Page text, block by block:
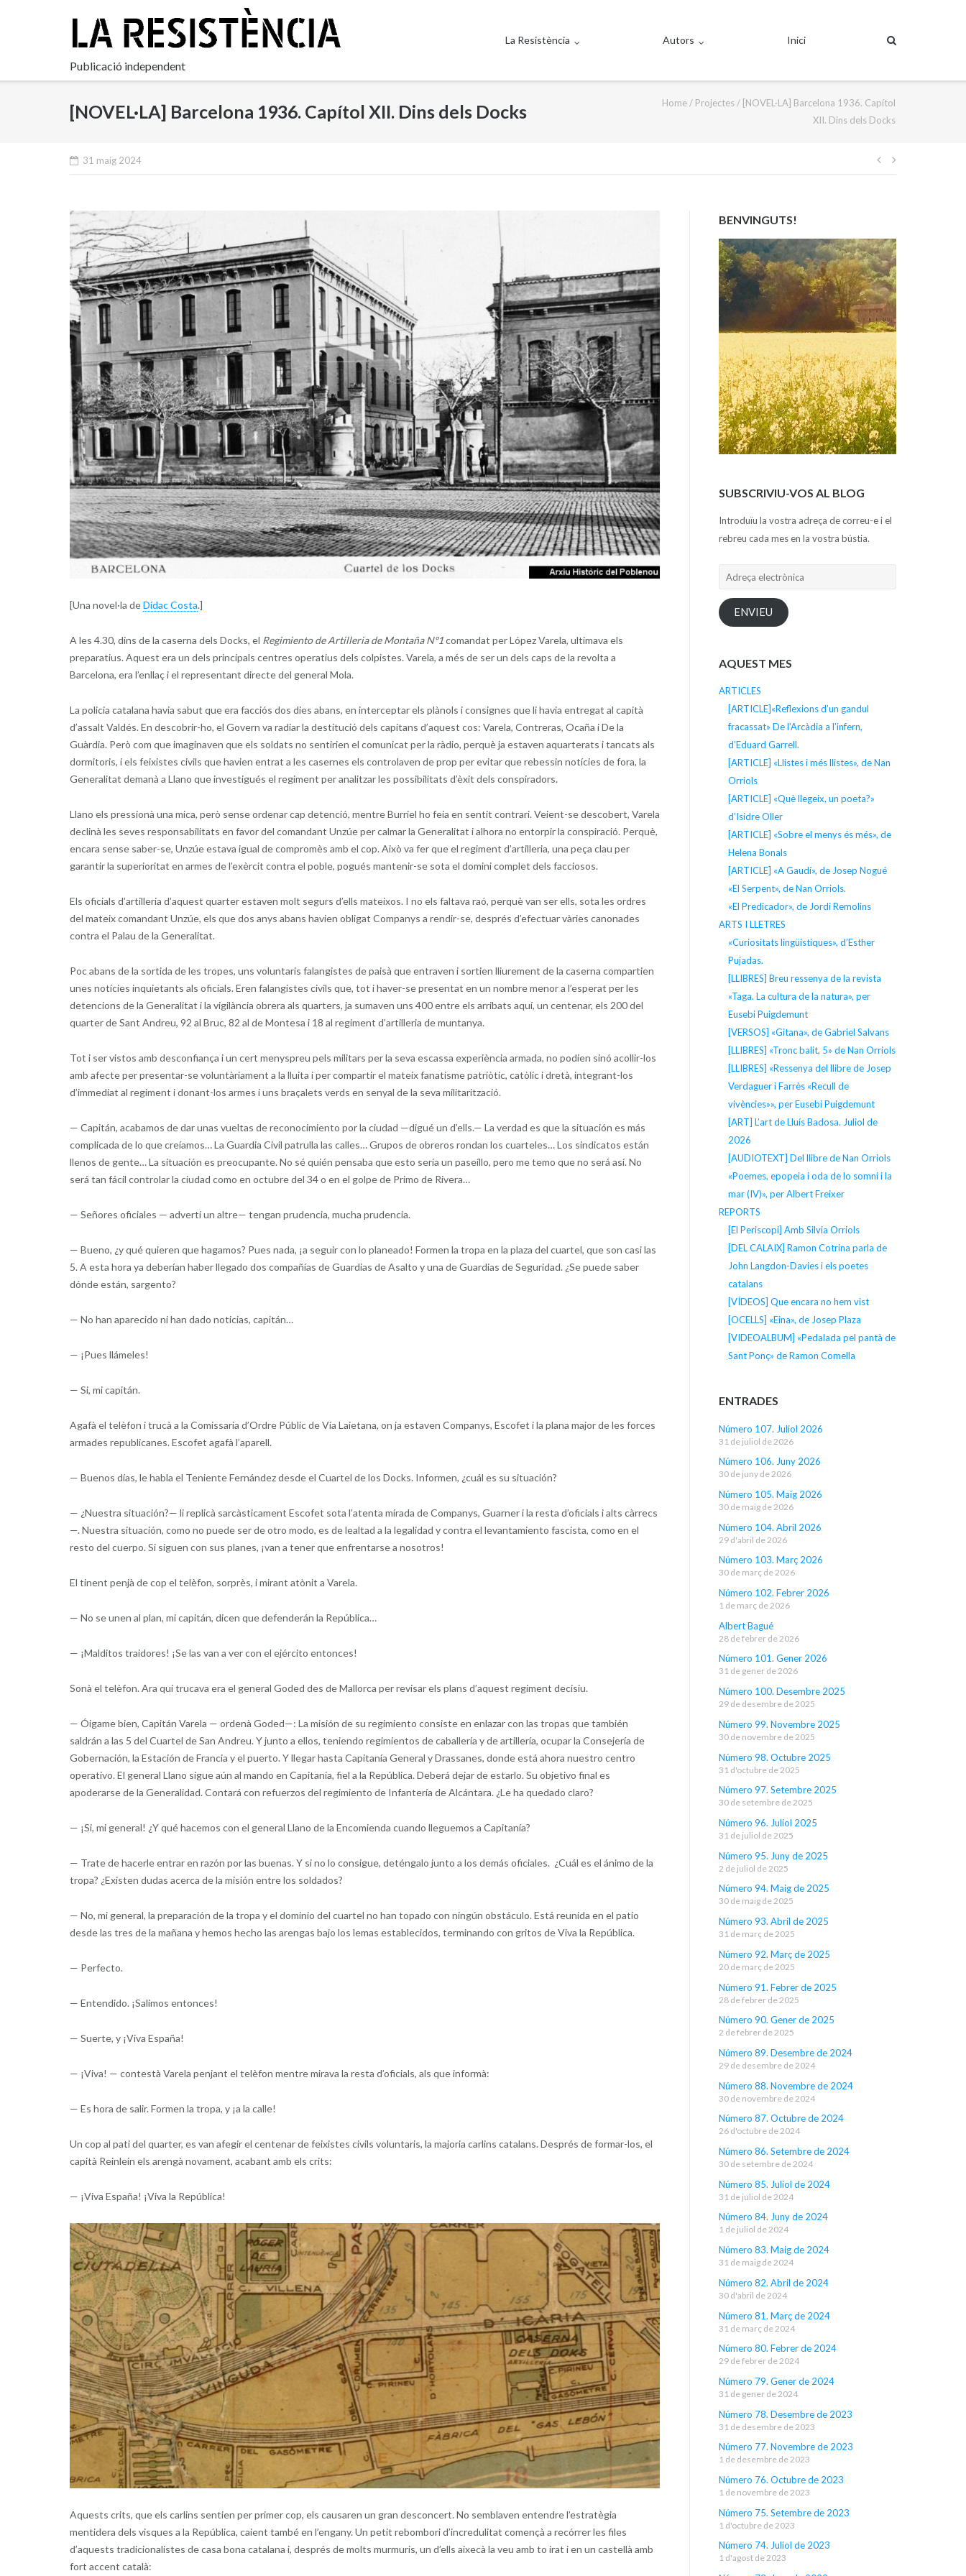
Publicació independent
La Resistència Autors Inici
[NOVEL·LA] Barcelona 1936. Capítol XII. Dins dels Docks Home/ Projectes/ [NOVEL·LA] Barcelona 1936. Capítol
XII. Dins dels Docks
31 maig 2024
Navegació
[Una novel·la deDídac Costa.]
A les 4.30, dins de la caserna dels Docks, el Regimiento de Artilleria de Montaña Nº1comandat per López Varela, ultimava els
preparatius. Aquest era un dels principals centres operatius dels colpistes. Varela, a més de ser un dels caps de la revolta a
Barcelona, era l’enllaç i el representant directe del general Mola.
La policia catalana havia sabut que era facciós dos dies abans, en interceptar els plànols i consignes que li havia entregat al capità
d’assalt Valdés. En descobrir-ho, el Govern va radiar la destitució dels capitans d’aquest cos: Varela, Contreras, Ocaña i De la
Guàrdia. Però com que imaginaven que els soldats no sentirien el comunicat per la ràdio, perquè ja estaven aquarterats i tancats als
dormitoris, i els feixistes civils que havien entrat a les casernes els controlaven de prop per evitar que rebessin notícies de fora, la
Generalitat demanà a Llano que investigués el regiment per analitzar les possibilitats d’èxit dels conspiradors.
Llano els pressionà una mica, però sense ordenar cap detenció, mentre Burriel ho feia en sentit contrari. Veient-se descobert, Varela
declinà les seves responsabilitats en favor del comandant Unzúe per calmar la Generalitat i alhora no entorpir la conspiració. Perquè,
encara sense saber-se, Unzúe estava igual de compromès amb el cop. Això va fer que el regiment d’artilleria, una peça clau per
garantir la superioritat en armes de l’exèrcit contra el poble, pogués mantenir-se sota el domini complet dels facciosos.
Els oficials d’artilleria d’aquest quarter estaven molt segurs d’ells mateixos. I no els faltava raó, perquè van ser ells, sota les ordres
del mateix comandant Unzúe, els que dos anys abans havien obligat Companys a rendir-se, després d’efectuar vàries canonades
contra el Palau de la Generalitat.
Poc abans de la sortida de les tropes, uns voluntaris falangistes de paisà que entraven i sortien lliurement de la caserna compartien
unes notícies inquietants als oficials. Eren falangistes civils que, tot i haver-se presentat en un nombre menor a l’esperat per les
detencions de la Generalitat i la vigilància obrera als quarters, ja sumaven uns 400 entre els arribats aquí, un centenar, els 200 del
quarter de Sant Andreu, 92 al Bruc, 82 al de Montesa i 18 al regiment d’artilleria de muntanya.
Tot i ser vistos amb desconfiança i un cert menyspreu pels militars per la seva escassa experiència armada, no podien sinó acollir-los
amb afecte per presentar-se voluntàriament a la lluita i per compartir el mateix fanatisme patriòtic, catòlic i dretà, integrant-los
d’immediat al regiment i donant-los armes i uns braçalets verds en senyal de la seva militarització.
— Capitán, acabamos de dar unas vueltas de reconocimiento por la ciudad —digué un d’ells.— La verdad es que la situación es más
complicada de lo que creíamos… La Guardia Civil patrulla las calles… Grupos de obreros rondan los cuarteles… Los sindicatos están
llenos de gente… La situación es preocupante. No sé quién pensaba que esto sería un paseíllo, pero me temo que no será así. No
será tan fácil controlar la ciudad como en octubre del 34 o en el golpe de Primo de Rivera…
— Señores oficiales — advertí un altre— tengan prudencia, mucha prudencia.
— Bueno, ¿y qué quieren que hagamos? Pues nada, ¡a seguir con lo planeado! Formen la tropa en la plaza del cuartel, que son casi las
5. A esta hora ya deberían haber llegado dos compañías de Guardias de Asalto y una de Guardias de Seguridad. ¿Se puede saber
dónde están, sargento?
— No han aparecido ni han dado noticias, capitán…
— ¡Pues llámeles!
— Si, mi capitán.
Agafà el telèfon i trucà a la Comissaria d’Ordre Públic de Via Laietana, on ja estaven Companys, Escofet i la plana major de les forces
armades republicanes. Escofet agafà l’aparell.
— Buenos días, le habla el Teniente Fernández desde el Cuartel de los Docks. Informen, ¿cuál es su situación?
— ¿Nuestra situación?— li replicà sarcàsticament Escofet sota l’atenta mirada de Companys, Guarner i la resta d’oficials i alts càrrecs
—. Nuestra situación, como no puede ser de otro modo, es de lealtad a la legalidad y contra el levantamiento fascista, como en el
resto del cuerpo. Si siguen con sus planes, ¡van a tener que enfrentarse a nosotros!
El tinent penjà de cop el telèfon, sorprès, i mirant atònit a Varela.
— No se unen al plan, mi capitán, dicen que defenderán la República…
— ¡Malditos traidores! ¡Se las van a ver con el ejército entonces!
Sonà el telèfon. Ara qui trucava era el general Goded des de Mallorca per revisar els plans d’aquest regiment decisiu.
— Óigame bien, Capitán Varela — ordenà Goded—: La misión de su regimiento consiste en enlazar con las tropas que también
saldrán a las 5 del Cuartel de San Andreu. Y junto a ellos, teniendo regimientos de caballería y de artillería, ocupar la Consejería de
Gobernación, la Estación de Francia y el puerto. Y llegar hasta Capitanía General y Drassanes, donde está ahora nuestro centro
operativo. El general Llano sigue aún al mando en Capitanía, fiel a la República. Deberá dejar de estarlo. Su objetivo final es
apoderarse de la Generalidad. Contará con refuerzos del regimiento de Infantería de Alcántara. ¿Le ha quedado claro?
— ¡Si, mi general! ¿Y qué hacemos con el general Llano de la Encomienda cuando lleguemos a Capitanía?
— Trate de hacerle entrar en razón por las buenas. Y si no lo consigue, deténgalo junto a los demás oficiales. ¿Cuál es el ánimo de la
tropa? ¿Existen dudas acerca de la misión entre los soldados?
— No, mi general, la preparación de la tropa y el dominio del cuartel no han topado con ningún obstáculo. Está reunida en el patio
desde las tres de la mañana y hemos hecho las arengas bajo los lemas establecidos, terminando con gritos de Viva la República.
— Perfecto.
— Entendido. ¡Salimos entonces!
— Suerte, y ¡Viva España!
— ¡Viva! — contestà Varela penjant el telèfon mentre mirava la resta d’oficials, als que informà:
— Es hora de salir. Formen la tropa, y ¡a la calle!
Un cop al pati del quarter, es van afegir el centenar de feixistes civils voluntaris, la majoria carlins catalans. Després de formar-los, el
capità Reinlein els arengà novament, acabant amb els crits:
— ¡Viva España! ¡Viva la República!
Aquests crits, que els carlins sentien per primer cop, els causaren un gran desconcert. No semblaven entendre l’estratègia
mentidera dels visques a la República, caient també en l’engany. Un petit rebombori d’incredulitat començà a recórrer les files
d’aquests tradicionalistes de casa bona catalana i, després de molts murmuris, un d’ells aixecà la veu amb to irat i en un castellà amb
fort accent català:
BENVINGUTS!
SUBSCRIVIU-VOS AL BLOG
Introduïu la vostra adreça de correu-e i el
rebreu cada mes en la vostra bústia.
Adreça
ENVIEU
AQUEST MES
ARTICLES
[ARTICLE]«Reflexions d’un gandul
fracassat» De l’Arcàdia a l’infern,
d’Eduard Garrell.
[ARTICLE] «Llistes i més llistes», de Nan
Orriols
[ARTICLE] «Què llegeix, un poeta?»
d’Isidre Oller
[ARTICLE] «Sobre el menys és més», de
Helena Bonals
[ARTICLE] «A Gaudí», de Josep Nogué
«El Serpent», de Nan Orriols.
«El Predicador», de Jordi Remolins
ARTS I LLETRES
«Curiositats lingüístiques», d’Esther
Pujadas.
[LLIBRES] Breu ressenya de la revista
«Taga. La cultura de la natura», per
Eusebi Puigdemunt
[VERSOS] «Gitana», de Gabriel Salvans
[LLIBRES] «Tronc balit, 5» de Nan Orriols
[LLIBRES] «Ressenya del llibre de Josep
Verdaguer i Farrès «Recull de
vivències»», per Eusebi Puigdemunt
[ART] L’art de Lluís Badosa. Juliol de
2026
[AUDIOTEXT] Del llibre de Nan Orriols
«Poemes, epopeia i oda de lo somni i la
mar (IV)», per Albert Freixer
REPORTS
[El Periscopi] Amb Silvia Orriols
[DEL CALAIX] Ramon Cotrina parla de
John Langdon-Davies i els poetes
catalans
[VÍDEOS] Que encara no hem vist
[OCELLS] «Eina», de Josep Plaza
[VIDEOALBUM] «Pedalada pel pantà de
Sant Ponç» de Ramon Comella
ENTRADES
Número 107. Juliol 2026
31 de juliol de 2026
Número 106. Juny 2026
30 de juny de 2026
Número 105. Maig 2026
30 de maig de 2026
Número 104. Abril 2026
29 d'abril de 2026
Número 103. Març 2026
30 de març de 2026
Número 102. Febrer 2026
1 de març de 2026
Albert Bagué
28 de febrer de 2026
Número 101. Gener 2026
31 de gener de 2026
Número 100. Desembre 2025
29 de desembre de 2025
Número 99. Novembre 2025
30 de novembre de 2025
Número 98. Octubre 2025
31 d'octubre de 2025
Número 97. Setembre 2025
30 de setembre de 2025
Número 96. Juliol 2025
31 de juliol de 2025
Número 95. Juny de 2025
2 de juliol de 2025
Número 94. Maig de 2025
30 de maig de 2025
Número 93. Abril de 2025
31 de març de 2025
Número 92. Març de 2025
20 de març de 2025
Número 91. Febrer de 2025
28 de febrer de 2025
Número 90. Gener de 2025
2 de febrer de 2025
Número 89. Desembre de 2024
29 de desembre de 2024
Número 88. Novembre de 2024
30 de novembre de 2024
Número 87. Octubre de 2024
26 d'octubre de 2024
Número 86. Setembre de 2024
30 de setembre de 2024
Número 85. Juliol de 2024
31 de juliol de 2024
Número 84. Juny de 2024
1 de juliol de 2024
Número 83. Maig de 2024
31 de maig de 2024
Número 82. Abril de 2024
30 d'abril de 2024
Número 81. Març de 2024
31 de març de 2024
Número 80. Febrer de 2024
29 de febrer de 2024
Número 79. Gener de 2024
31 de gener de 2024
Número 78. Desembre de 2023
31 de desembre de 2023
Número 77. Novembre de 2023
1 de desembre de 2023
Número 76. Octubre de 2023
1 de novembre de 2023
Número 75. Setembre de 2023
1 d'octubre de 2023
Número 74. Juliol de 2023
1 d'agost de 2023